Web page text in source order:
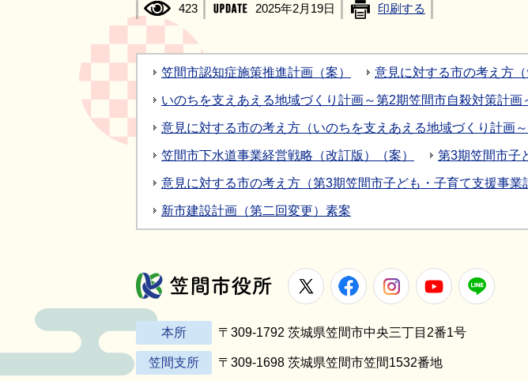
423 2025年2月19日 印刷する
笠間市認知症施策推進計画（案） 意見に対する市の考え方
いのちを支えあえる地域づくり計画～第2期笠間市自殺対策計画
意見に対する市の考え方（いのちを支えあえる地域づくり計画
笠間市下水道事業経営戦略（改訂版）（案） 第3期笠間市子
意見に対する市の考え方（第3期笠間市子ども・子育て支援事業
新市建設計画（第二回変更）素案
笠間市役所
X FacebookInstagramYoutube
本所 〒309-1792 茨城県笠間市中央三丁目2番1号
笠間支所 〒309-1698 茨城県笠間市笠間1532番地